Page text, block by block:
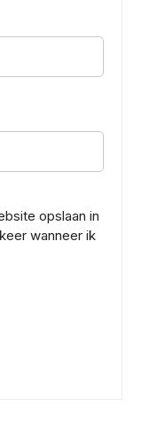
opslaan in
wanneer ik